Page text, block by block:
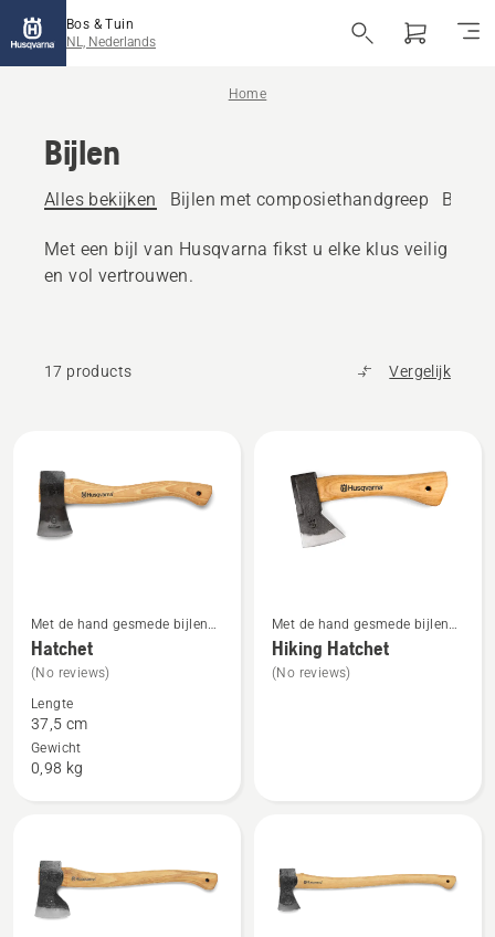
Bos & Tuin
NL, Nederlands
Home
Bijlen
Alles bekijken Bijlen met composiethandgreep Bijlen
Met een bijl van Husqvarna fikst u elke klus veilig
en vol vertrouwen.
17 products Vergelijk
alle
producten
Bekijk
meer
details
over
Hatchet
Met de hand gesmede bijlen
met houten handgreep
Hatchet
(No reviews)
Lengte
37,5 cm
Gewicht
0,98 kg
Bekijk
meer
details
Met de hand gesmede bijlen
met houten handgreep
Hiking Hatchet
(No reviews)